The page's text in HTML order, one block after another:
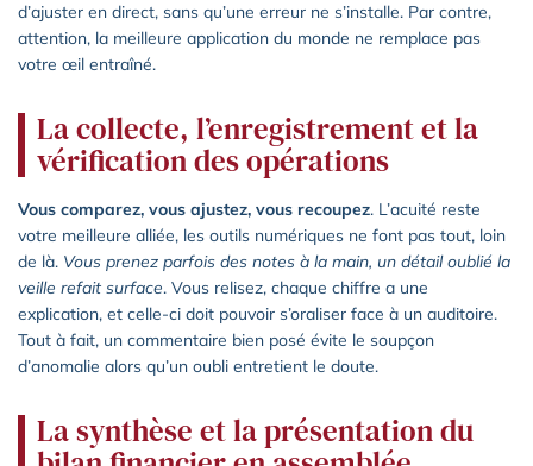
d’ajuster en direct, sans qu’une erreur ne s’installe. Par contre,
attention, la meilleure application du monde ne remplace pas
votre œil entraîné.
La collecte, l’enregistrement et la
vérification des opérations
Vous comparez, vous ajustez, vous recoupez. L’acuité reste
votre meilleure alliée, les outils numériques ne font pas tout, loin
de là. Vous prenez parfois des notes à la main, un détail oublié la
veille refait surface. Vous relisez, chaque chiffre a une
explication, et celle-ci doit pouvoir s’oraliser face à un auditoire.
Tout à fait, un commentaire bien posé évite le soupçon
d’anomalie alors qu’un oubli entretient le doute.
La synthèse et la présentation du